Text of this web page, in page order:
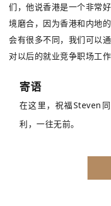
们，他说香港是一个非常
境磨合，因为香港和内地
会有很多不同，我们可以
对以后的就业竞争职场工
寄语
在这里，祝福Steven
利，一往无前。